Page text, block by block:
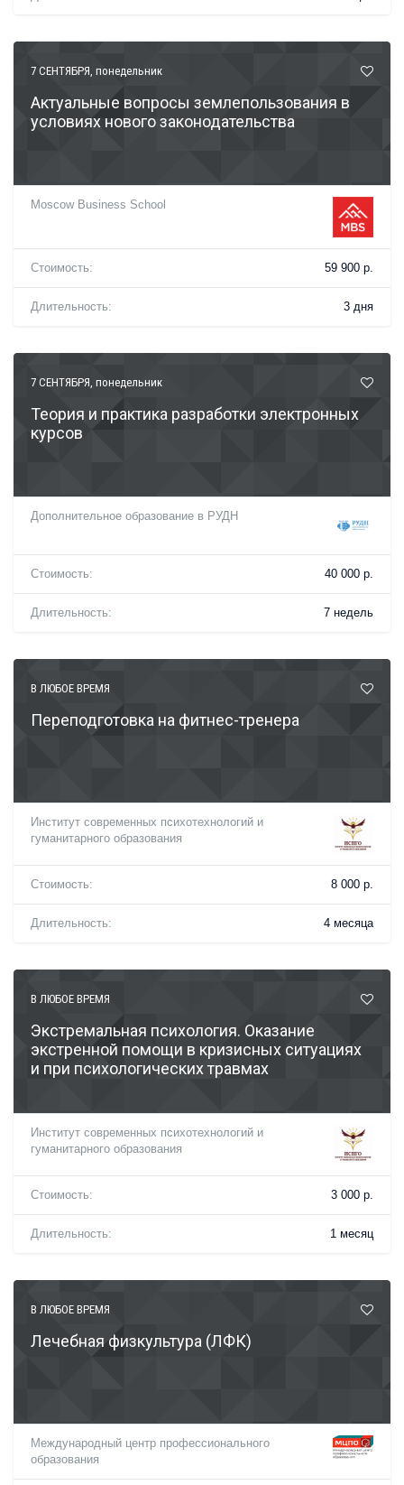
7 СЕНТЯБРЯ, понедельник
Актуальные вопросы землепользования в
условиях нового законодательства
Moscow Business School
Стоимость: 59 900 р.
Длительность: 3 дня
7 СЕНТЯБРЯ, понедельник
Теория и практика разработки электронных
курсов
Дополнительное образование в РУДН
Стоимость: 40 000 р.
Длительность: 7 недель
В ЛЮБОЕ ВРЕМЯ
Переподготовка на фитнес-тренера
Институт современных психотехнологий и
гуманитарного образования
Стоимость: 8 000 р.
Длительность: 4 месяца
В ЛЮБОЕ ВРЕМЯ
Экстремальная психология. Оказание
экстренной помощи в кризисных ситуациях
и при психологических травмах
Институт современных психотехнологий и
гуманитарного образования
Стоимость: 3 000 р.
Длительность: 1 месяц
В ЛЮБОЕ ВРЕМЯ
Лечебная физкультура (ЛФК)
Международный центр профессионального
образования